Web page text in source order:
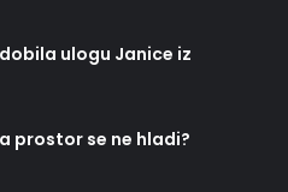
ulogu Janice iz
prostor se ne hladi?